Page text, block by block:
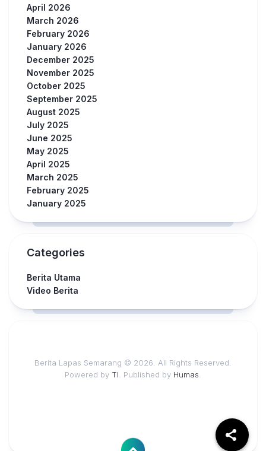
April 2026
March 2026
February 2026
January 2026
December 2025
November 2025
October 2025
September 2025
August 2025
July 2025
June 2025
May 2025
April 2025
March 2025
February 2025
January 2025
Categories
Berita Utama
Video Berita
Berita Lapas Semarang © 2026. All Rights Reserved.
Powered by TI . Published by Humas